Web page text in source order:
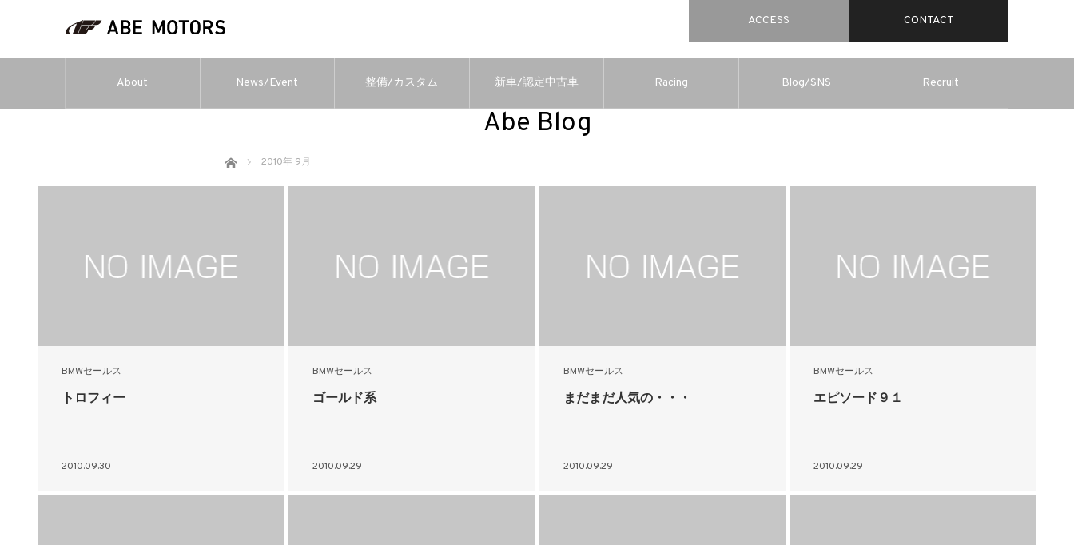
ACCESS CONTACT
About News/Event 整備/カスタム 新車/認定中古車 Racing Blog/SNS Recruit
Abe Blog
ホーム 2010年 9月
BMWセールス
トロフィー
2010.09.30
BMWセールス
ゴールド系
2010.09.29
BMWセールス
まだまだ人気の・・・
2010.09.29
BMWセールス
エピソード９１
2010.09.29